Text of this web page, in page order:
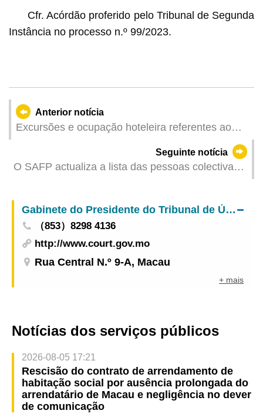
Cfr. Acórdão proferido pelo Tribunal de Segunda
Instância no processo n.º 99/2023.
Anterior notícia
Excursões e ocupação hoteleira referentes ao
Seguinte notícia
O SAFP actualiza a lista das pessoas colectivas
Gabinete do Presidente do Tribunal de Última Instância
（853）8298 4136
http://www.court.gov.mo
Rua Central N.º 9-A, Macau
+ mais
Notícias dos serviços públicos
2026-08-05 17:21
Rescisão do contrato de arrendamento de
habitação social por ausência prolongada do
arrendatário de Macau e negligência no dever
de comunicação